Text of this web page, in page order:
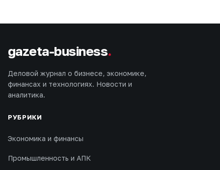
gazeta-business.
Деловой журнал о бизнесе, экономике,
финансах и технологиях. Новости и
аналитика.
РУБРИКИ
Экономика и финансы
Промышленность и АПК